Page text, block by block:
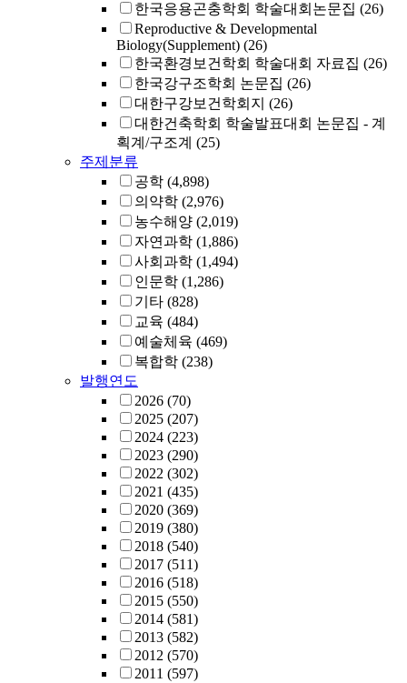
한국응용곤충학회 학술대회논문집 (26)
Reproductive & Developmental
Biology(Supplement) (26)
한국환경보건학회 학술대회 자료집 (26)
한국강구조학회 논문집 (26)
대한구강보건학회지 (26)
대한건축학회 학술발표대회 논문집 - 계
획계/구조계 (25)
주제분류
공학 (4,898)
의약학 (2,976)
농수해양 (2,019)
자연과학 (1,886)
사회과학 (1,494)
인문학 (1,286)
기타 (828)
교육 (484)
예술체육 (469)
복합학 (238)
발행연도
2026 (70)
2025 (207)
2024 (223)
2023 (290)
2022 (302)
2021 (435)
2020 (369)
2019 (380)
2018 (540)
2017 (511)
2016 (518)
2015 (550)
2014 (581)
2013 (582)
2012 (570)
2011 (597)